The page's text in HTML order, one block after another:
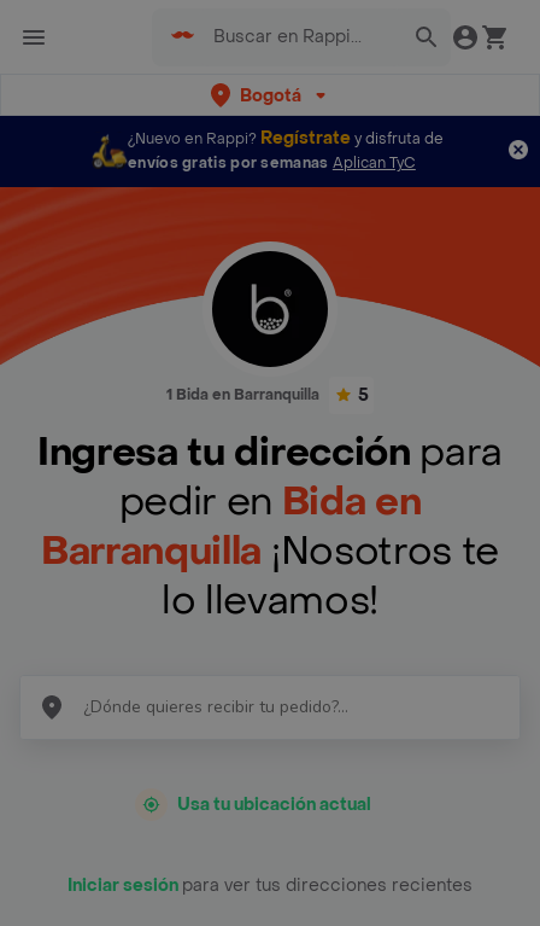
Bogotá
¿Nuevo en Rappi? Regístratey disfruta de
envíos gratis por semanas Aplican TyC
1 Bida en Barranquilla 5
Ingresa tu dirección para
pedir en Bida en
Barranquilla ¡Nosotros te
lo llevamos!
Usa tu ubicación actual
Iniciar sesión para ver tus direcciones recientes